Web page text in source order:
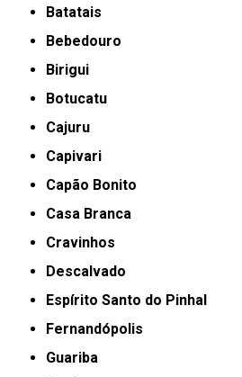
Batatais
Bebedouro
Birigui
Botucatu
Cajuru
Capivari
Capão Bonito
Casa Branca
Cravinhos
Descalvado
Espírito Santo do Pinhal
Fernandópolis
Guariba